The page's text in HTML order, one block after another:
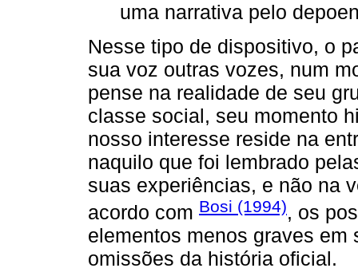
uma narrativa pelo
Nesse tipo de dispositivo, o
sua voz outras vozes, num
pense na realidade de seu
classe social, seu momento
nosso interesse reside na
naquilo que foi lembrado
suas experiências, e não na
acordo com Bosi (1994), os
elementos menos graves
omissões da história oficial.